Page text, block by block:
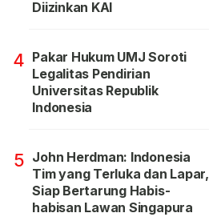
Diizinkan KAI
4 Pakar Hukum UMJ Soroti
Legalitas Pendirian
Universitas Republik
Indonesia
5 John Herdman: Indonesia
Tim yang Terluka dan Lapar,
Siap Bertarung Habis-
habisan Lawan Singapura